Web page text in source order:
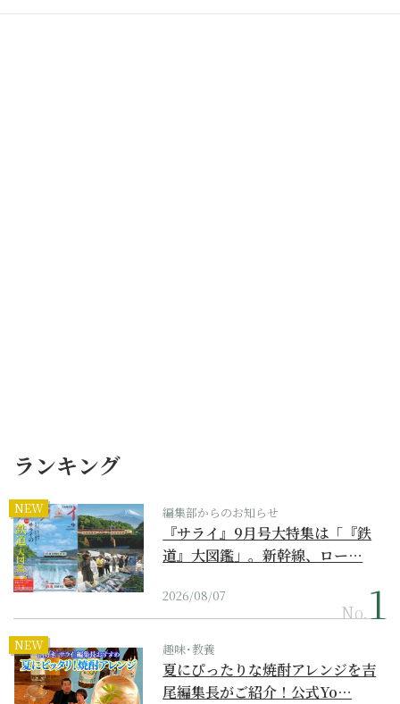
ランキング
NEW 編集部からのお知らせ
『サライ』9月号大特集は「『鉄
道』大図鑑」。新幹線、ロー…
2026/08/07
No.
NEW 趣味･教養
夏にぴったりな焼酎アレンジを吉
尾編集長がご紹介！公式Yo…